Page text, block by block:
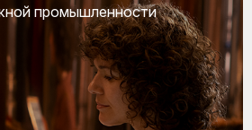
промышленности